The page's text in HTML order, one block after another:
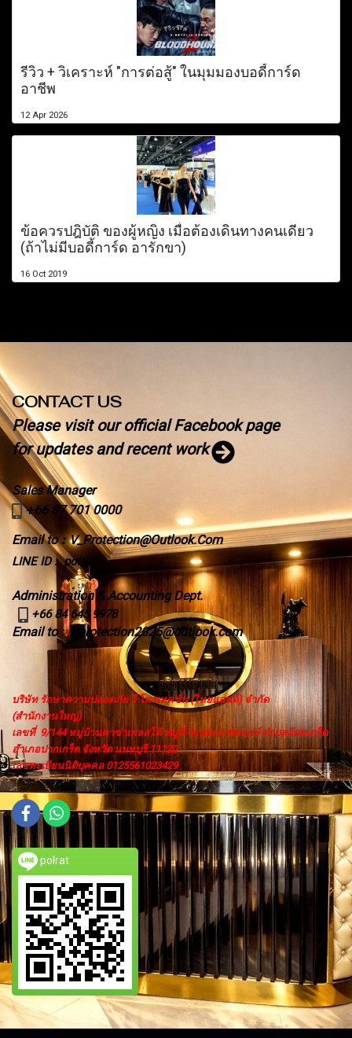
รีวิว + วิเคราะห์ "การต่อสู้" ในมุมมองบอดี้การ์ด
อาชีพ
12 Apr 2026
ข้อควรปฎิบัติ ของผู้หญิง เมื่อต้องเดินทางคนเดียว
(ถ้าไม่มีบอดี้การ์ด อารักขา)
16 Oct 2019
CONTACT US
Please visit our official Facebook page
for updates and recent work
Sales Manager
+66 87 701 0000
Email to: V_Protection@Outlook.Com
LINE ID : polrat
Administration & Accounting Dept.
+66 84 645 9978
Email to:Vprotection2025@outlook.com
บริษัท รักษาความปลอดภัย วี โพรเทคชั่น (ไทยแลนด์) จำกัด
(สำนักงานใหญ่)
เลขที่ 9/144 หมู่บ้านคาซ่าเพลสโต้ หมู่ที่ 4 ถนนราชพฤกษ์ ตำบลอ้อมเกร็ด
อำเภอปากเกร็ด จังหวัด นนทบุรี 11120
เลขทะเบียนนิติบุคคล 0125561023429
polrat